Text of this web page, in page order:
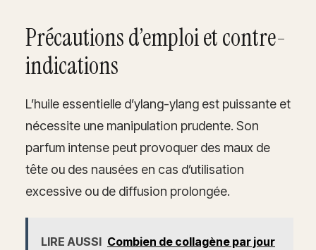
Précautions d’emploi et contre-
indications
L’huile essentielle d’ylang-ylang est puissante et
nécessite une manipulation prudente. Son
parfum intense peut provoquer des maux de
tête ou des nausées en cas d’utilisation
excessive ou de diffusion prolongée.
LIRE AUSSI Combien de collagène par jour